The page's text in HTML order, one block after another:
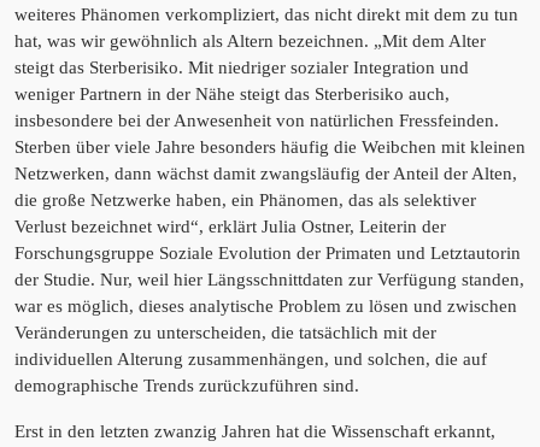
weiteres Phänomen verkompliziert, das nicht direkt mit dem zu tun
hat, was wir gewöhnlich als Altern bezeichnen. „Mit dem Alter
steigt das Sterberisiko. Mit niedriger sozialer Integration und
weniger Partnern in der Nähe steigt das Sterberisiko auch,
insbesondere bei der Anwesenheit von natürlichen Fressfeinden.
Sterben über viele Jahre besonders häufig die Weibchen mit kleinen
Netzwerken, dann wächst damit zwangsläufig der Anteil der Alten,
die große Netzwerke haben, ein Phänomen, das als selektiver
Verlust bezeichnet wird“, erklärt Julia Ostner, Leiterin der
Forschungsgruppe Soziale Evolution der Primaten und Letztautorin
der Studie. Nur, weil hier Längsschnittdaten zur Verfügung standen,
war es möglich, dieses analytische Problem zu lösen und zwischen
Veränderungen zu unterscheiden, die tatsächlich mit der
individuellen Alterung zusammenhängen, und solchen, die auf
demographische Trends zurückzuführen sind.
Erst in den letzten zwanzig Jahren hat die Wissenschaft erkannt,